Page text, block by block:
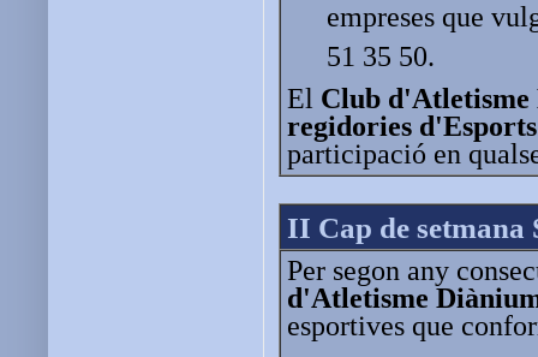
empreses que
51 35 50.
El Club d'Atletisme
regidories
participació en
II Cap de setmana
Per segon any
d'Atletisme
esportives que